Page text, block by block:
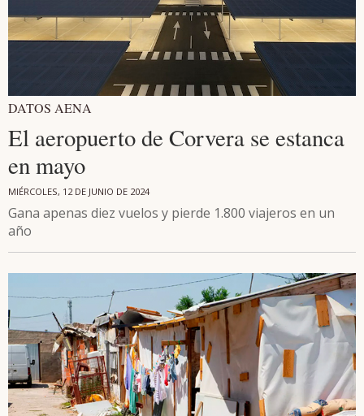
DATOS AENA
El aeropuerto de Corvera se estanca
en mayo
MIÉRCOLES, 12 DE JUNIO DE 2024
Gana apenas diez vuelos y pierde 1.800 viajeros en un
año